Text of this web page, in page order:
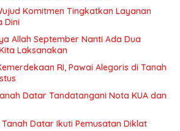
Komitmen Tingkatkan Layanan
Dini
Allah September Nanti Ada Dua
Laksanakan
RI, Pawai Alegoris di Tanah
Datar Tandatangani Nota KUA dan
Datar Ikuti Pemusatan Diklat